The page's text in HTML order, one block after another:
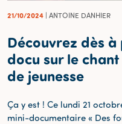
21/10/2024 | ANTOINE DANHIER
Découvrez dès
docu sur le
de jeunesse
Ça y est ! Ce lundi 21
mini-documentaire « Des